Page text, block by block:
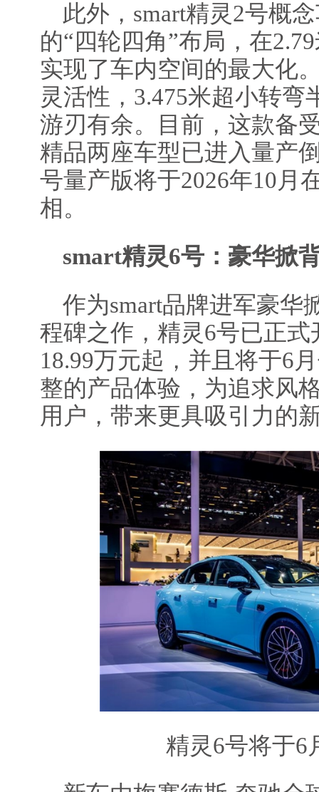
此外，smart精灵2号概
的“四轮四角”布局，在
实现了车内空间的最大化
灵活性，3.475米超小转
游刃有余。目前，这款备
精品两座车型已进入量产
号量产版将于2026年10月
相。
smart精灵6号：豪华掀
作为smart品牌进军豪华
程碑之作，精灵6号已正
18.99万元起，并且将于6
整的产品体验，为追求风
用户，带来更具吸引力的
精灵6号将于6